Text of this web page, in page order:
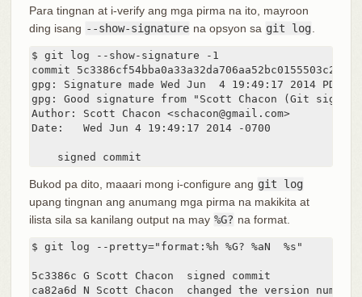
Para tingnan at i-verify ang mga pirma na ito, mayroon
ding isang --show-signature na opsyon sa git log
$ git log --show-signature -1
commit 5c3386cf54bba0a33a32da706aa52bc0155503c2
gpg: Signature made Wed Jun  4 19:49:17 2014 PDT
gpg: Good signature from "Scott Chacon (Git signing
Author: Scott Chacon <schacon@gmail.com>
Date:   Wed Jun 4 19:49:17 2014 -0700
    signed commit
Bukod pa dito, maaari mong i-configure ang git log
upang tingnan ang anumang mga pirma na makikita at
ilista sila sa kanilang output na may %G? na format.
$ git log --pretty="format:%h %G? %aN  %s"
5c3386c G Scott Chacon  signed commit
ca82a6d N Scott Chacon  changed the version number